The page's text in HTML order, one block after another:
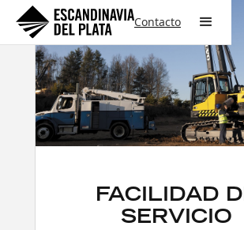
Contacto
FACILIDAD
SERVICIO